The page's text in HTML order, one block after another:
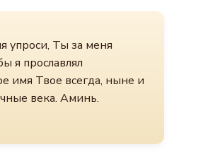
упроси, Ты за меня
я прославлял
имя Твое всегда, ныне и
века. Аминь.